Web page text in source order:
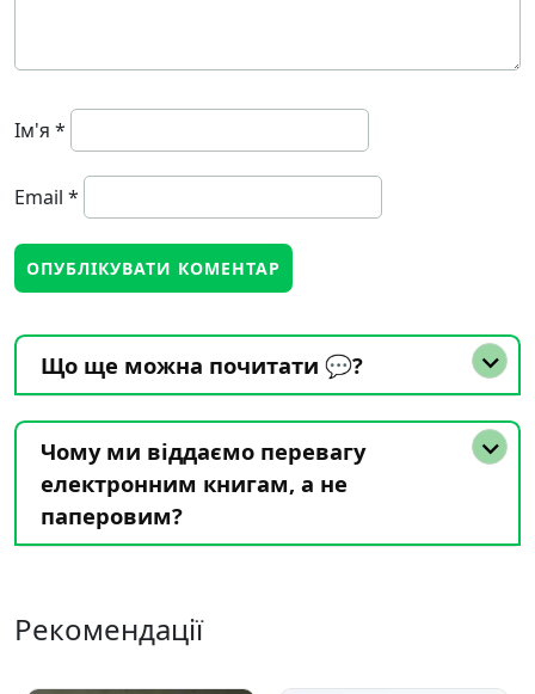
Ім'я *
Email *
Що ще можна почитати 💬?
Чому ми віддаємо перевагу
електронним книгам, а не
паперовим?
Рекомендації